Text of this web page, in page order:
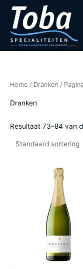
inhoud
Home / Dranken /
Dranken
Resultaat 73–84 van